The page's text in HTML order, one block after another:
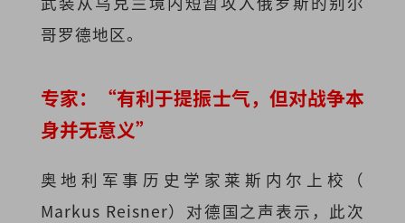
哥罗德地区。
专家：“有利于提振士气，但对战争本
身并无意义”
奥地利军事历史学家莱斯内尔上校（
Markus Reisner）对德国之声表示，此次